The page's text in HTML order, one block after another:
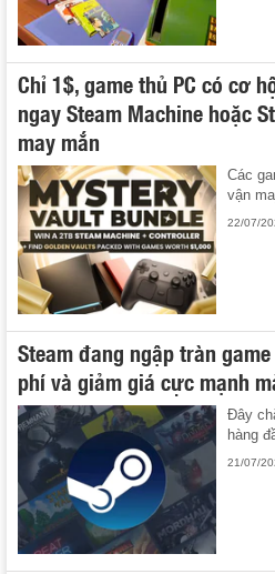
Chỉ 1$, game thủ PC có cơ
ngay Steam Machine hoặc
may mắn
Các
vận
22/07/
Steam đang ngập tràn
phí và giảm giá cực mạnh
Đây
hàng
21/07/